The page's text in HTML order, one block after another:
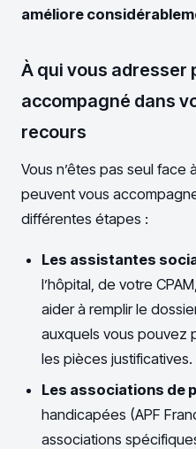
améliore
À qui vous adresser
accompagné dans
recours
Vous n’êtes pas seul face
peuvent vous
différentes étapes :
Les assistantes
l’hôpital, de votre
aider à remplir le
auxquels vous pouvez
les pièces justificatives.
Les associations de
handicapées (APF
associations